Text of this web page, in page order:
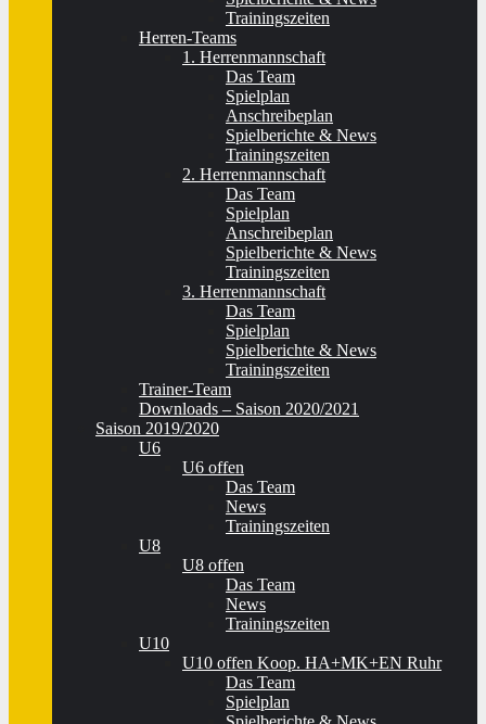
Trainingszeiten
Herren-Teams
1. Herrenmannschaft
Das Team
Spielplan
Anschreibeplan
Spielberichte & News
Trainingszeiten
2. Herrenmannschaft
Das Team
Spielplan
Anschreibeplan
Spielberichte & News
Trainingszeiten
3. Herrenmannschaft
Das Team
Spielplan
Spielberichte & News
Trainingszeiten
Trainer-Team
Downloads – Saison 2020/2021
Saison 2019/2020
U6
U6 offen
Das Team
News
Trainingszeiten
U8
U8 offen
Das Team
News
Trainingszeiten
U10
U10 offen Koop. HA+MK+EN Ruhr
Das Team
Spielplan